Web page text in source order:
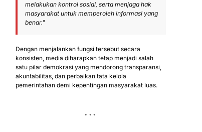
melakukan kontrol sosial, serta menjaga hak
masyarakat untuk memperoleh informasi yang
benar."
Dengan menjalankan fungsi tersebut secara
konsisten, media diharapkan tetap menjadi salah
satu pilar demokrasi yang mendorong transparansi,
akuntabilitas, dan perbaikan tata kelola
pemerintahan demi kepentingan masyarakat luas.